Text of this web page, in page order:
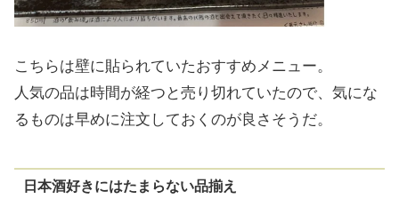
こちらは壁に貼られていたおすすめメニュー。
人気の品は時間が経つと売り切れていたので、気にな
るものは早めに注文しておくのが良さそうだ。
日本酒好きにはたまらない品揃え